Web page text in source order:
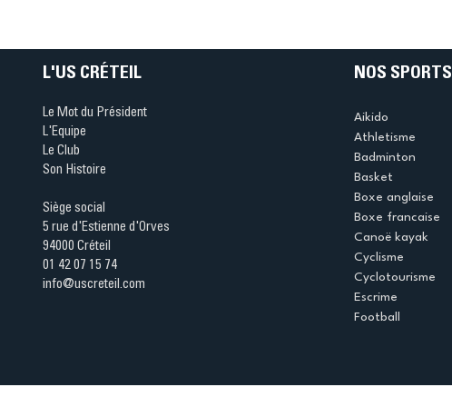
Ping ? Quand le tennis de
L'US CRÉTEIL
Le Mot du Président
L'Equipe
Le Club
Son Histoire
Siège social
5 rue d'Estienne d'Orves
94000 Créteil
01 42 07 15 74
info@uscreteil.com
NOS SPORTS
Aikido
Athletisme
Badminton
Basket
Boxe anglaise
Boxe francaise
Canoë kayak
Cyclisme
Cyclotourisme
Escrime
Football